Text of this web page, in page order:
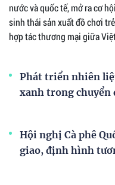
nước và quốc tế, mở ra cơ
sinh thái sản xuất đồ chơi
hợp tác thương mại giữa
Phát triển nhiên
xanh trong chuyển
Hội nghị Cà phê
giao, định hình